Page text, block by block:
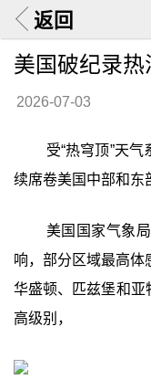
返回
美国破纪录热
2026-07-03
受“热穹顶”天
续席卷美国中部和东
美国国家气象
响，部分区域最高体
华盛顿、匹兹堡和亚
高级别，